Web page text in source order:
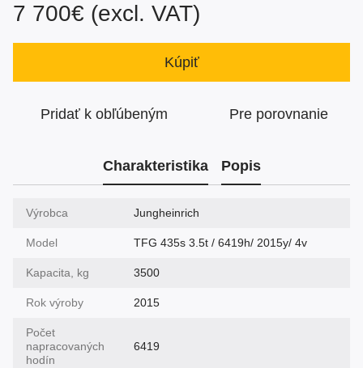
7 700€ (excl. VAT)
Kúpiť
Pridať k obľúbeným Pre porovnanie
Charakteristika Popis
Výrobca Jungheinrich
Model TFG 435s 3.5t / 6419h/ 2015y/ 4v
Kapacita, kg 3500
Rok výroby 2015
Počet
napracovaných
hodín
6419